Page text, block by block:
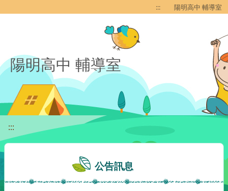
::: 陽明高中 輔導室
陽明高中 輔導室
:::
公告訊息